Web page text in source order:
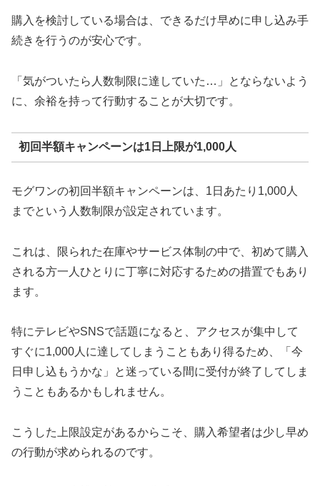
購入を検討している場合は、できるだけ早めに申し込み手
続きを行うのが安心です。
「気がついたら人数制限に達していた…」とならないよう
に、余裕を持って行動することが大切です。
初回半額キャンペーンは1日上限が1,000人
モグワンの初回半額キャンペーンは、1日あたり1,000人
までという人数制限が設定されています。
これは、限られた在庫やサービス体制の中で、初めて購入
される方一人ひとりに丁寧に対応するための措置でもあり
ます。
特にテレビやSNSで話題になると、アクセスが集中して
すぐに1,000人に達してしまうこともあり得るため、「今
日申し込もうかな」と迷っている間に受付が終了してしま
うこともあるかもしれません。
こうした上限設定があるからこそ、購入希望者は少し早め
の行動が求められるのです。